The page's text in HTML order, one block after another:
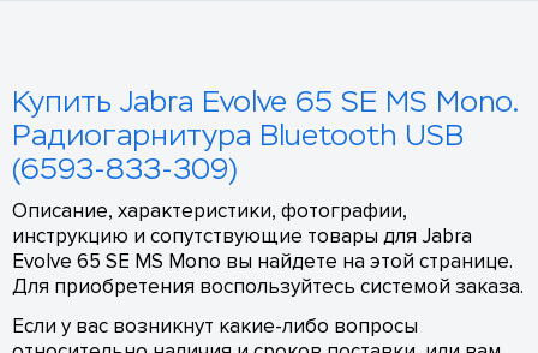
Купить Jabra Evolve 65 SE MS Mono.
Радиогарнитура Bluetooth USB
(6593-833-309)
Описание, характеристики, фотографии,
инструкцию и сопутствующие товары для Jabra
Evolve 65 SE MS Mono вы найдете на этой странице.
Для приобретения воспользуйтесь системой заказа.
Если у вас возникнут какие-либо вопросы